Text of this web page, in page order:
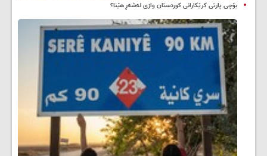
بۆچی پارتی کرێکارانی کوردستان وازی لەشەڕ هێنا؟